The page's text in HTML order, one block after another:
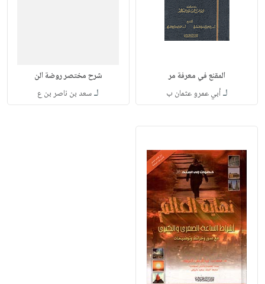
المقنع في معرفة مر
لـأبي عمرو عثمان ب
شرح مختصر روضة الن
لـسعد بن ناصر بن ع